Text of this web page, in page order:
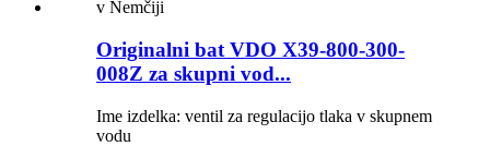
Originalni bat VDO X39-800-300-
008Z za skupni vod...
Ime izdelka: ventil za regulacijo tlaka v skupnem
vodu